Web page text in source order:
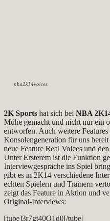
nba2k14voices
2K Sports hat sich bei NBA
Mühe gemacht und nicht nur ein
entworfen. Auch weitere Features
Konsolengeneration für uns
neue Feature Real Voices und
Unter Ersterem ist die Funktion
Interviewgespräche ins Spiel
gibt es in 2K14 verschiedene
echten Spielern und Trainern
zeigt das Feature in Aktion und
Original-Interviews:
[tube]3r7gt40Q1d0[/tube]